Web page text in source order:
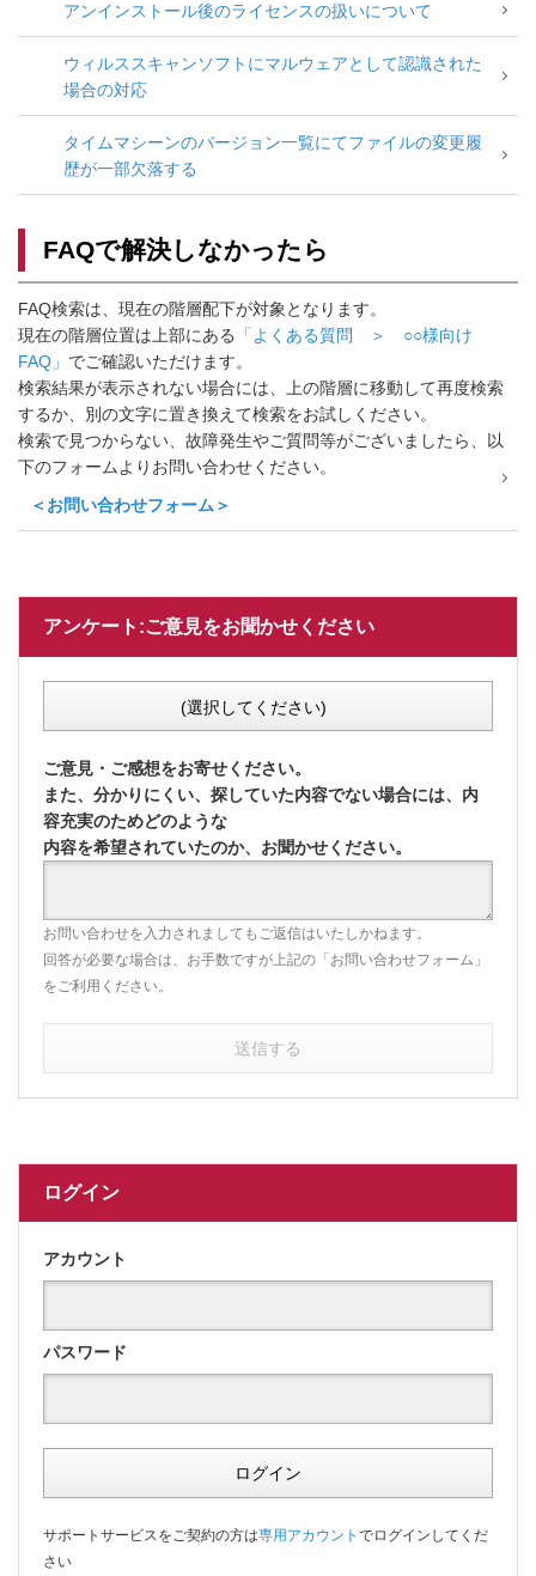
アンインストール後のライセンスの扱いについて
ウィルススキャンソフトにマルウェアとして認識された
場合の対応
タイムマシーンのバージョン一覧にてファイルの変更履
歴が一部欠落する
FAQで解決しなかったら
FAQ検索は、現在の階層配下が対象となります。
現在の階層位置は上部にある
「よくある質問 ＞ ○○様向け
FAQ」 でご確認いただけます。
検索結果が表示されない場合には、上の階層に移動して再度検索
するか、別の文字に置き換えて検索をお試しください。
検索で見つからない、故障発生やご質問等がございましたら、以
下のフォームよりお問い合わせください。
＜お問い合わせフォーム＞
アンケート:ご意見をお聞かせください
(選択してください)
ご意見・ご感想をお寄せください。
また、分かりにくい、探していた内容でない場合には、内
容充実のためどのような
内容を希望されていたのか、お聞かせください。
お問い合わせを入力されましてもご返信はいたしかねます。
回答が必要な場合は、お手数ですが上記の「お問い合わせフォーム」
をご利用ください。
送信する
ログイン
アカウント
パスワード
ログイン
サポートサービスをご契約の方は専用アカウント でログインしてくだ
さい